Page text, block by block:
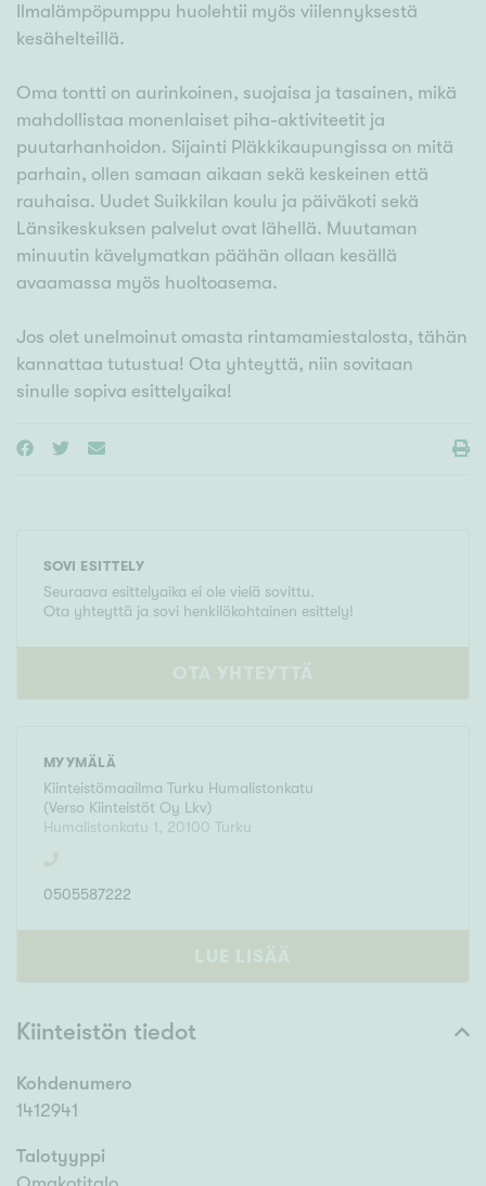
Ilmalämpöpumppu huolehtii myös viilennyksestä
kesähelteillä.
Oma tontti on aurinkoinen, suojaisa ja tasainen, mikä
mahdollistaa monenlaiset piha-aktiviteetit ja
puutarhanhoidon. Sijainti Pläkkikaupungissa on mitä
parhain, ollen samaan aikaan sekä keskeinen että
rauhaisa. Uudet Suikkilan koulu ja päiväkoti sekä
Länsikeskuksen palvelut ovat lähellä. Muutaman
minuutin kävelymatkan päähän ollaan kesällä
avaamassa myös huoltoasema.
Jos olet unelmoinut omasta rintamamiestalosta, tähän
kannattaa tutustua! Ota yhteyttä, niin sovitaan
sinulle sopiva esittelyaika!
SOVI ESITTELY
Seuraava esittelyaika ei ole vielä sovittu.
Ota yhteyttä ja sovi henkilökohtainen esittely!
OTA YHTEYTTÄ
MYYMÄLÄ
Kiinteistömaailma Turku Humalistonkatu
(Verso Kiinteistöt Oy Lkv)
Humalistonkatu 1 , 20100 Turku
0505587222
LUE LISÄÄ
Kiinteistön tiedot
Kohdenumero
1412941
Talotyyppi